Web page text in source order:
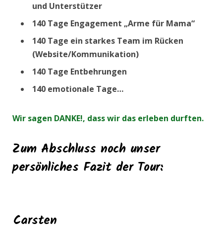
und Unterstützer
140 Tage Engagement „Arme für Mama“
140 Tage ein starkes Team im Rücken
(Website/Kommunikation)
140 Tage Entbehrungen
140 emotionale Tage…
Wir sagen DANKE!, dass wir das erleben durften.
Zum Abschluss noch unser
persönliches Fazit der Tour:
Carsten